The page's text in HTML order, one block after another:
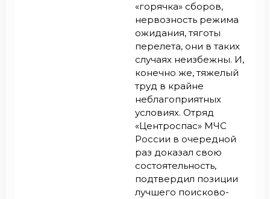
«горячка» сборов,
нервозность режима
ожидания, тяготы
перелета, они в таких
случаях неизбежны. И,
конечно же, тяжелый
труд в крайне
неблагоприятных
условиях. Отряд
«Центроспас» МЧС
России в очередной
раз доказал свою
состоятельность,
подтвердил позиции
лучшего поисково-